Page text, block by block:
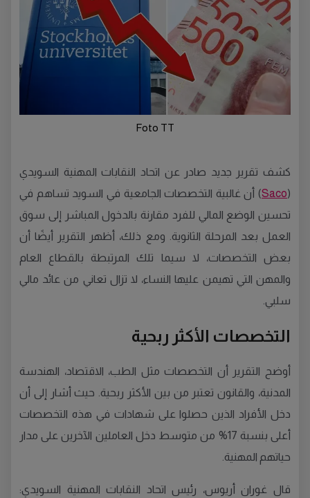
Foto TT
كشف تقرير جديد صادر عن اتحاد النقابات المهنية السويدي
(
Saco) أن غالبية التخصصات الجامعية في السويد تساهم في
تحسين الوضع المالي للفرد مقارنة بالدخول المباشر إلى سوق
العمل بعد المرحلة الثانوية. ومع ذلك، أظهر التقرير أيضًا أن
بعض التخصصات، لا سيما تلك المرتبطة بالقطاع العام
والمهن التي تهيمن عليها النساء، لا تزال تعاني من عائد مالي
سلبي.
التخصصات الأكثر ربحية
أوضح التقرير أن التخصصات مثل الطب، الاقتصاد، الهندسة
المدنية، والقانون تعتبر من بين الأكثر ربحية. حيث أشار إلى أن
دخل الأفراد الذين حصلوا على شهادات في هذه التخصصات
أعلى بنسبة 17% من متوسط دخل العاملين الآخرين على مدار
حياتهم المهنية.
قال غوران أريوس، رئيس اتحاد النقابات المهنية السويدي: